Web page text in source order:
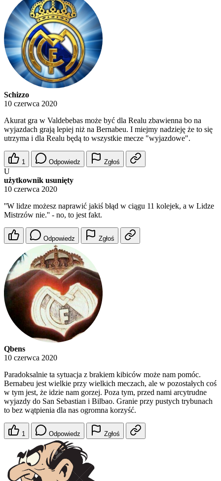
Schizzo
10 czerwca 2020
Akurat gra w Valdebebas może być dla Realu zbawienna bo na
wyjazdach grają lepiej niż na Bernabeu. I miejmy nadzieję że to się
utrzyma i dla Realu będą to wszystkie mecze "wyjazdowe".
1 Odpowiedz Zgłoś
U
użytkownik usunięty
10 czerwca 2020
''W lidze możesz naprawić jakiś błąd w ciągu 11 kolejek, a w Lidze
Mistrzów nie.'' - no, to jest fakt.
Odpowiedz Zgłoś
Qbens
10 czerwca 2020
Paradoksalnie ta sytuacja z brakiem kibiców może nam pomóc.
Bernabeu jest wielkie przy wielkich meczach, ale w pozostałych coś
w tym jest, że idzie nam gorzej. Poza tym, przed nami arcytrudne
wyjazdy do San Sebastian i Bilbao. Granie przy pustych trybunach
to bez wątpienia dla nas ogromna korzyść.
1 Odpowiedz Zgłoś